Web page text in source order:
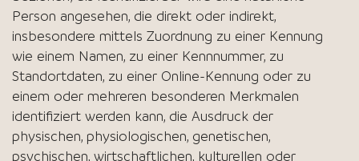
Person angesehen, die direkt oder indirekt,
insbesondere mittels Zuordnung zu einer Kennung
wie einem Namen, zu einer Kennnummer, zu
Standortdaten, zu einer Online-Kennung oder zu
einem oder mehreren besonderen Merkmalen
identifiziert werden kann, die Ausdruck der
physischen, physiologischen, genetischen,
psychischen, wirtschaftlichen, kulturellen oder